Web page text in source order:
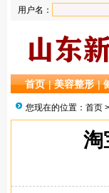
用户名：
首页 |美容整形 |
您现在的位置： 首页
淘